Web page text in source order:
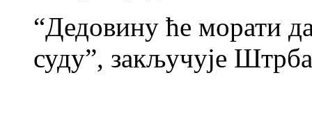
“Дедовину ће морати
суду”, закључује